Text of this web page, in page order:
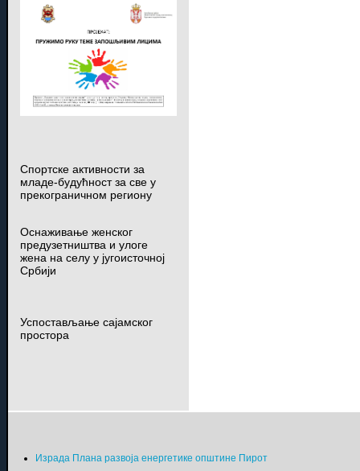
Спортске активности за
младе-будућност за све у
прекограничном региону
Оснаживање женског
предузетништва и улоге
жена на селу у југоисточној
Србији
Успостављање сајамског
простора
Израда Плана развоја енергетике општине Пирот